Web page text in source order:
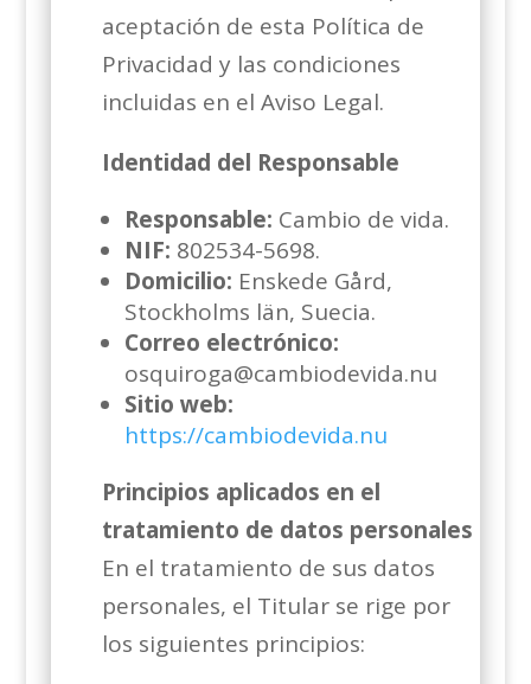
aceptación de esta Política de
Privacidad y las condiciones
incluidas en el Aviso Legal.
Identidad del Responsable
Responsable: Cambio de vida.
NIF: 802534-5698.
Domicilio: Enskede Gård,
Stockholms län, Suecia.
Correo electrónico:
osquiroga@cambiodevida.nu
Sitio web:
https://cambiodevida.nu
Principios aplicados en el
tratamiento de datos personales
En el tratamiento de sus datos
personales, el Titular se rige por
los siguientes principios: